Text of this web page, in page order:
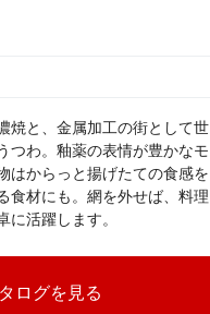
焼と、金属加工の街として世
つわ。釉薬の表情が豊かなモ
はからっと揚げたての食感を
食材にも。網を外せば、料理
活躍します。
ログを見る